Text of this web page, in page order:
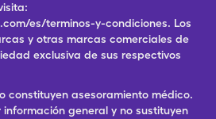
es/terminos-y-condiciones. Los
y otras marcas comerciales de
exclusiva de sus respectivos
constituyen asesoramiento médico.
general y no sustituyen